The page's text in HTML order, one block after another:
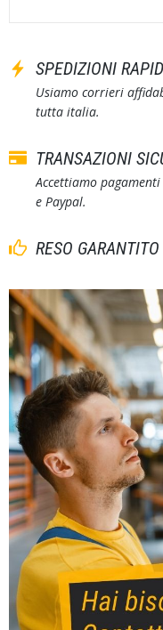
SPEDIZIONI
Usiamo corrieri
tutta italia.
TRANSAZIONI
Accettiamo
e Paypal.
RESO GARANTITO